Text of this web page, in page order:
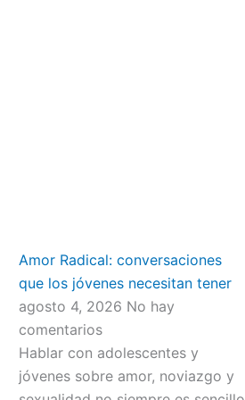
Amor Radical: conversaciones
que los jóvenes necesitan tener
agosto 4, 2026 No hay
comentarios
Hablar con adolescentes y
jóvenes sobre amor, noviazgo y